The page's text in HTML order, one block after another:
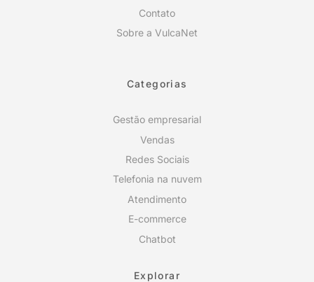
Contato
Sobre a VulcaNet
Categorias
Gestão empresarial
Vendas
Redes Sociais
Telefonia na nuvem
Atendimento
E-commerce
Chatbot
Explorar